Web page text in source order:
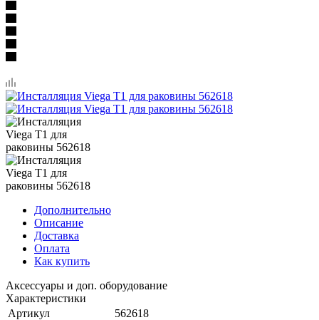
Дополнительно
Описание
Доставка
Оплата
Как купить
Аксессуары и доп. оборудование
Характеристики
Артикул
562618